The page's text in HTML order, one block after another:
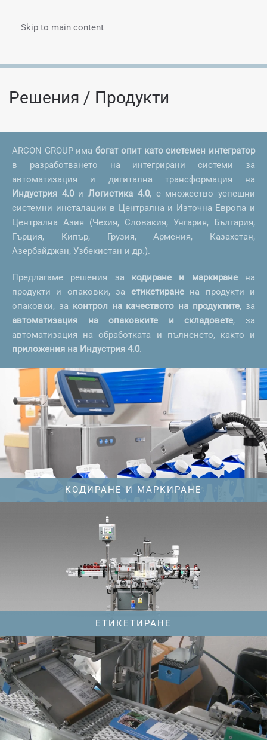
Skip to main content
Решения / Продукти
ARCON GROUP имабогат опит като системен интегратор
в разработването на интегрирани системи за
автоматизация и дигитална трансформация на
Индустрия 4.0иЛогистика 4.0, с множество успешни
системни инсталации в Централна и Източна Европа и
Централна Азия (Чехия, Словакия, Унгария, България,
Гърция, Кипър, Грузия, Армения, Казахстан,
Азербайджан, Узбекистан и др.).
Предлагаме решения за кодиране и маркиранена
продукти и опаковки, за етикетиранена продукти и
опаковки, за контрол на качеството на продуктите, за
автоматизация на опаковките и складовете, за
автоматизация на обработката и пълненето, както и
приложения на Индустрия 4.0.
КОДИРАНЕ И МАРКИРАНЕ
ЕТИКЕТИРАНЕ